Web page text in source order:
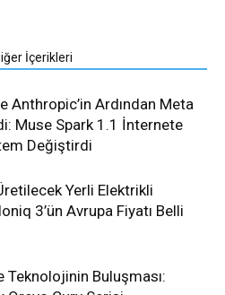
İçerikleri
Anthropic’in Ardından Meta
Muse Spark 1.1 İnternete
Değiştirdi
Yerli Elektrikli
3’ün Avrupa Fiyatı Belli
Teknolojinin Buluşması: